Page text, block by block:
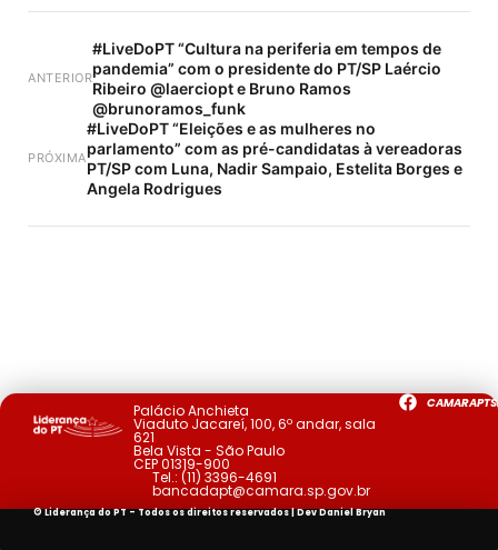
ANTERIOR
#LiveDoPT “Cultura na periferia em tempos de
pandemia” com o presidente do PT/SP Laércio
Ribeiro @laerciopt e Bruno Ramos
@brunoramos_funk
PRÓXIMA
#LiveDoPT “Eleições e as mulheres no
parlamento” com as pré-candidatas à vereadoras
PT/SP com Luna, Nadir Sampaio, Estelita Borges e
Angela Rodrigues
Palácio Anchieta
Viaduto Jacareí, 100, 6º andar, sala
621
Bela Vista - São Paulo
CEP 01319-900
Tel.: (11) 3396-4691
bancadapt@camara.sp.gov.br
© Liderança do PT - Todos os direitos reservados | DevDaniel Bryan